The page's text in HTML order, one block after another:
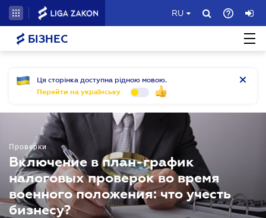
RU
БІЗНЕС
Ця сторінка доступна рідною мовою.
Перейти на українську
Проверки
Включение в план-график
налоговых проверок во время
военного положения: что учесть
бизнесу?